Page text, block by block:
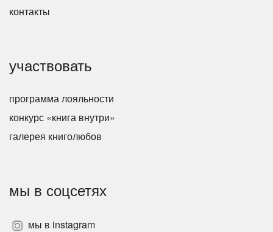
контакты
участвовать
программа лояльности
конкурс «книга внутри»
галерея книголюбов
мы в соцсетях
мы в instagram